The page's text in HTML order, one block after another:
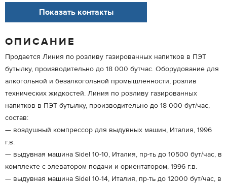
Показать контакты
ОПИСАНИЕ
Продается Линия по розливу газированных напитков в ПЭТ
бутылку, производительно до 18 000 бутчас. Оборудование для
алкогольной и безалкогольной промышленности, розлив
технических жидкостей. Линия по розливу газированных
напитков в ПЭТ бутылку, производительно до 18 000 бут/час,
состав:
— воздушный компрессор для выдувных машин, Италия, 1996
г.в.
— выдувная машина Sidel 10-10, Италия, пр-ть до 10500 бут/час, в
комплекте с элеватором подачи и ориентатором, 1996 г.в.
— выдувная машина Sidel 10-14, Италия, пр-ть до 12000 бут/час, в